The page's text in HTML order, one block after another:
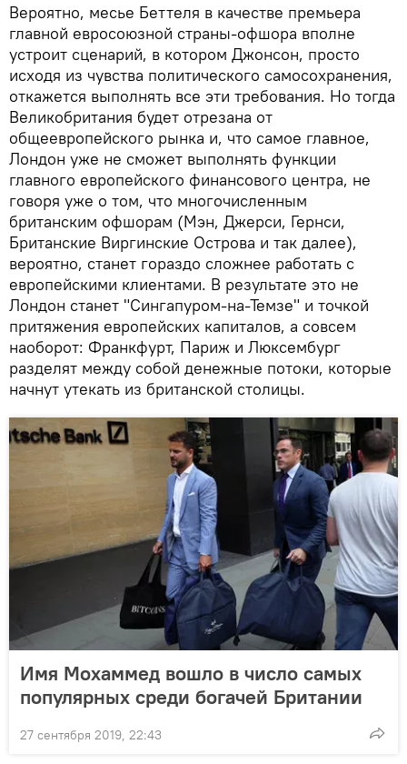
Вероятно, месье Беттеля в качестве премьера
главной евросоюзной страны-офшора вполне
устроит сценарий, в котором Джонсон, просто
исходя из чувства политического самосохранения,
откажется выполнять все эти требования. Но тогда
Великобритания будет отрезана от
общеевропейского рынка и, что самое главное,
Лондон уже не сможет выполнять функции
главного европейского финансового центра, не
говоря уже о том, что многочисленным
британским офшорам (Мэн, Джерси, Гернси,
Британские Виргинские Острова и так далее),
вероятно, станет гораздо сложнее работать с
европейскими клиентами. В результате это не
Лондон станет "Сингапуром-на-Темзе" и точкой
притяжения европейских капиталов, а совсем
наоборот: Франкфурт, Париж и Люксембург
разделят между собой денежные потоки, которые
начнут утекать из британской столицы.
Имя Мохаммед вошло в число самых
популярных среди богачей Британии
27 сентября 2019, 22:43